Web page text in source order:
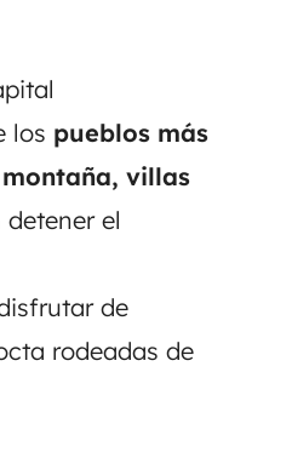
los pueblos más
villas
el
de
rodeadas de